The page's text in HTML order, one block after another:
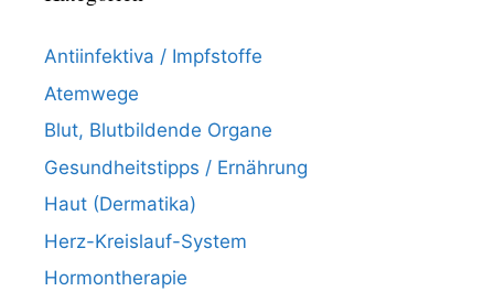
Antiinfektiva / Impfstoffe
Atemwege
Blut, Blutbildende Organe
Gesundheitstipps / Ernährung
Haut (Dermatika)
Herz-Kreislauf-System
Hormontherapie